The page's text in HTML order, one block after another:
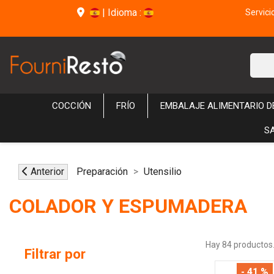
| Idioma :
COCCIÓN FRÍO EMBALAJE ALIMENTARIO
Anterior Preparación Utensilio
COLADOR Y ESPUMADERA
Filtrar por
Hay 84 productos.